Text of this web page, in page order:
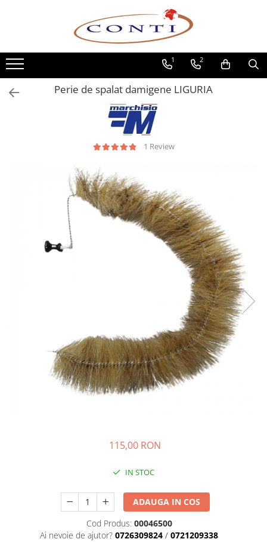
Toate Produsele
Casa si Gradina
Utilaje pentru gradina si accesorii
Atomizoare si Pulverizatoare
Drujbe si fierastraie cu lant
Fierastraie pentru busteni
Masini de tuns iarba si accesorii
Motocoase si accesorii
Motosape si Motocultoare
Motoburghie
Masini de batut stalpi
Accesorii utilaje de gradina
Articole de bucatarie
Afumatoare
Aparate de vidat
Storcatoare de rosii
Accesorii articole de bucatarie
1 2
Perie de spalat damigene LIGURIA
1 Review
115,00 RON
IN STOC
ADAUGA IN COS
Cod Produs: 00046500
Ai nevoie de ajutor? 0726309824 / 0721209338